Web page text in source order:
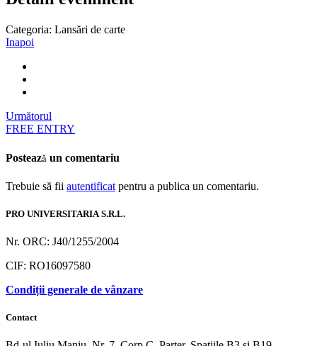
Categoria: Lansări de carte
Inapoi
Următorul
FREE ENTRY
Postează un comentariu
Trebuie să fii autentificat pentru a publica un comentariu.
PRO UNIVERSITARIA S.R.L.
Nr. ORC: J40/1255/2004
CIF: RO16097580
Condiții generale de vânzare
Contact